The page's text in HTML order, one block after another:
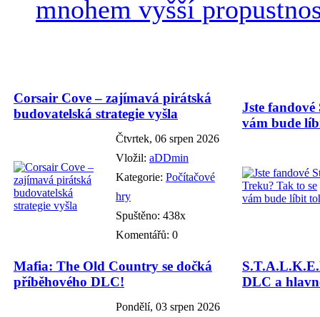
mnohem vyšší
Corsair Cove – zajímavá pirátská
budovatelská strategie vyšla
Čtvrtek, 06 srpen 2026
Vložil: aDDmin
Kategorie: Počítačové
hry
Spuštěno: 438x
Komentářů: 0
Jste
vám bude
Mafia: The Old Country se dočká
příběhového DLC!
Pondělí, 03 srpen 2026
DLC a